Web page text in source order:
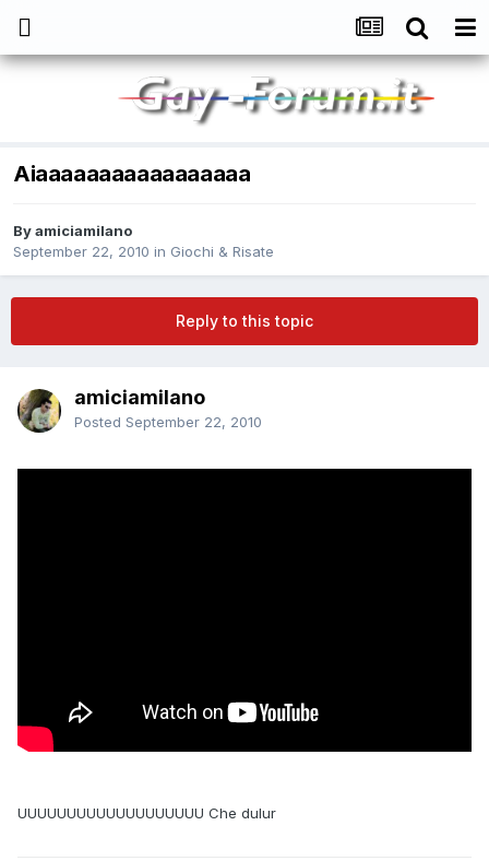
Aiaaaaaaaaaaaaaaaaa
Byamiciamilano
September 22, 2010 in Giochi & Risate
Reply to this topic
amiciamilano
Posted September 22, 2010
UUUUUUUUUUUUUUUUUUU Che dulur